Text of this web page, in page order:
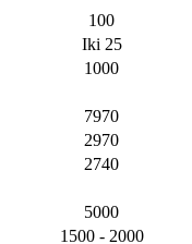
100
Iki 25
1000
7970
2970
2740
5000
1500 - 2000